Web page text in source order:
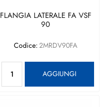
FLANGIA LATERALE FA VSF
90
Codice: 2MRDV90FA
AGGIUNGI